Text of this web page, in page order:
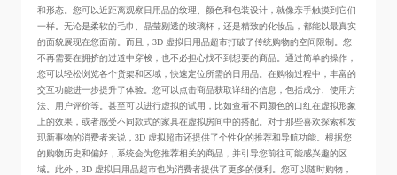
和形态。您可以近距离观察日用品的纹理、颜色和包装设计，就像亲手触摸到它们
一样。无论是柔软的毛巾、晶莹剔透的玻璃杯，还是精致的化妆品，都能以最真实
的面貌展现在您面前。而且，3D 虚拟日用品超市打破了传统购物的空间限制。您
不再需要在拥挤的过道中穿梭，也不必担心找不到想要的商品。通过简单的操作，
您可以轻松浏览各个货架和区域，快速定位所需的日用品。在购物过程中，丰富的
交互功能进一步提升了体验。您可以点击商品获取详细的信息，包括成分、使用方
法、用户评价等。甚至可以进行虚拟的试用，比如查看不同颜色的口红在虚拟形象
上的效果，或者感受不同款式的家具在虚拟房间中的搭配。对于那些喜欢探索和发
现新事物的消费者来说，3D 虚拟超市还提供了个性化的推荐和导航功能。根据您
的购物历史和偏好，系统会为您推荐相关的商品，并引导您前往可能感兴趣的区
域。此外，3D 虚拟日用品超市也为消费者提供了更多的便利。您可以随时购物，